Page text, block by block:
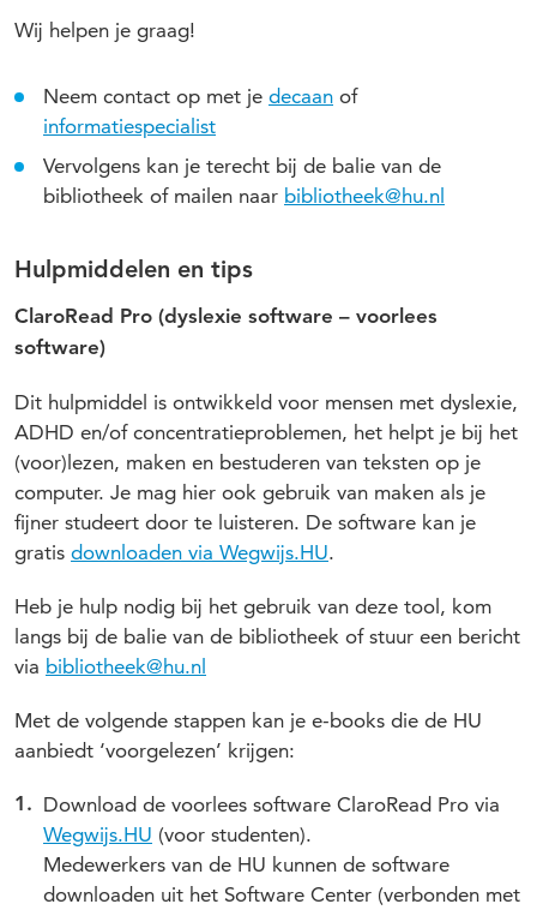
Wij helpen je graag!
Neem contact op met je decaan of
informatiespecialist
Vervolgens kan je terecht bij de balie van de
bibliotheek of mailen naar bibliotheek@hu.nl
Hulpmiddelen en tips
ClaroRead Pro (dyslexie software – voorlees
software)
Dit hulpmiddel is ontwikkeld voor mensen met dyslexie,
ADHD en/of concentratieproblemen, het helpt je bij het
(voor)lezen, maken en bestuderen van teksten op je
computer. Je mag hier ook gebruik van maken als je
fijner studeert door te luisteren. De software kan je
gratis downloaden via Wegwijs.HU.
Heb je hulp nodig bij het gebruik van deze tool, kom
langs bij de balie van de bibliotheek of stuur een bericht
via bibliotheek@hu.nl
Met de volgende stappen kan je e-books die de HU
aanbiedt ‘voorgelezen’ krijgen:
Download de voorlees software ClaroRead Pro via
Wegwijs.HU (voor studenten).
Medewerkers van de HU kunnen de software
downloaden uit het Software Center (verbonden met